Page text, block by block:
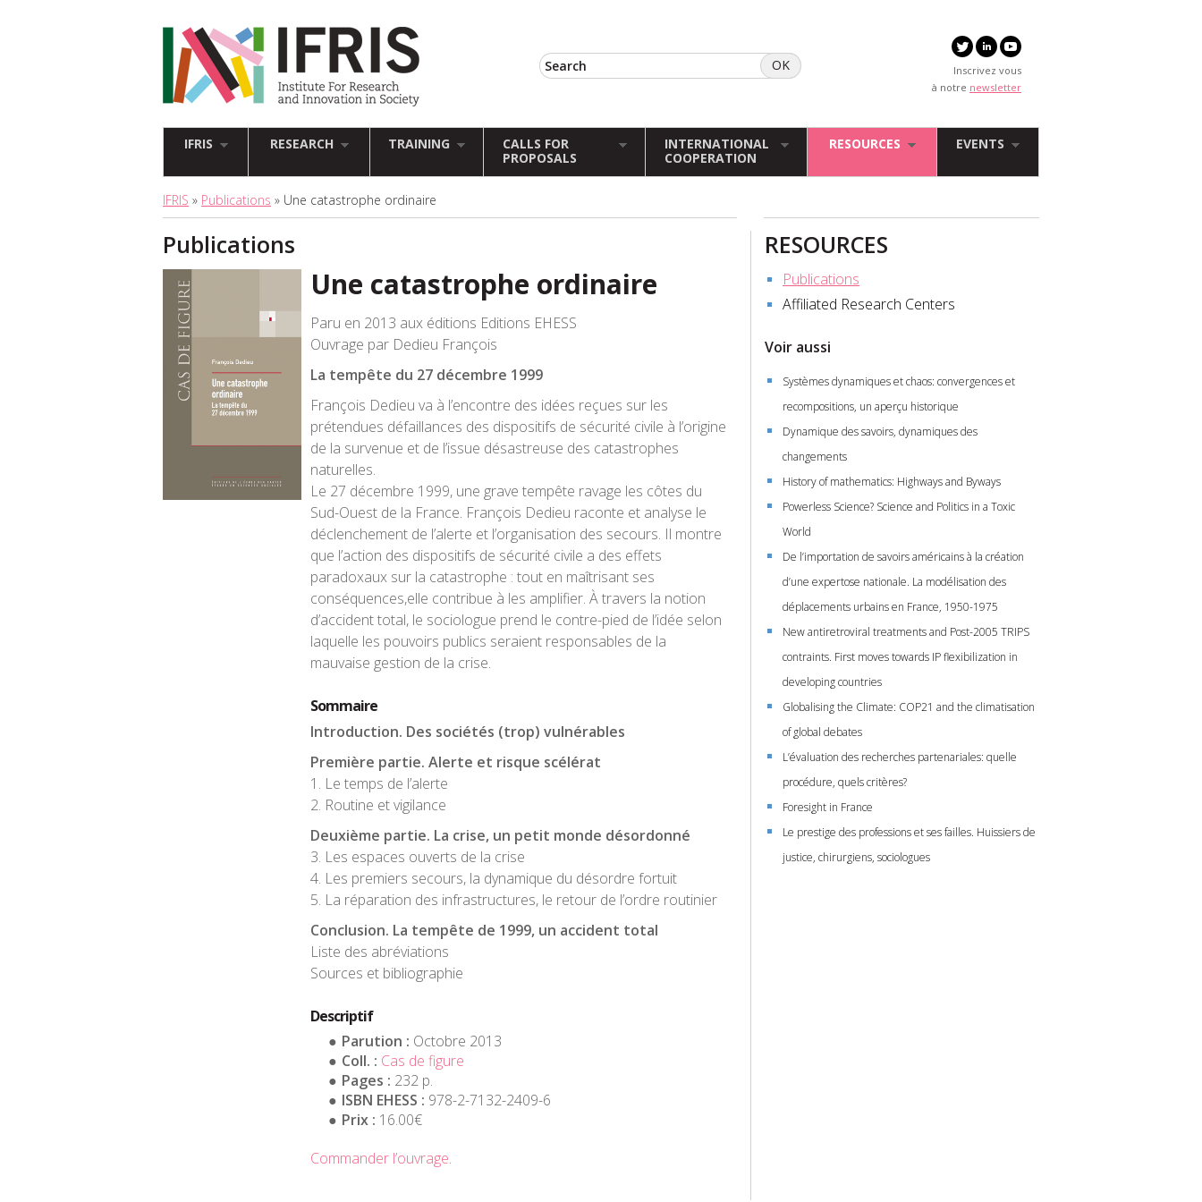
Inscrivez vous
à notre newsletter
IFRIS RESEARCH TRAINING
CALLS FOR
PROPOSALS
INTERNATIONAL
COOPERATION
RESOURCES EVENTS
IFRIS » Publications » Une catastrophe ordinaire
Publications
Une catastrophe ordinaire
Paru en 2013 aux éditions Editions EHESS
Ouvrage par Dedieu François
La tempête du 27 décembre 1999
François Dedieu va à l’encontre des idées reçues sur les
prétendues défaillances des dispositifs de sécurité civile à l’origine
de la survenue et de l’issue désastreuse des catastrophes
naturelles.
Le 27 décembre 1999, une grave tempête ravage les côtes du
Sud-Ouest de la France. François Dedieu raconte et analyse le
déclenchement de l’alerte et l’organisation des secours. Il montre
que l’action des dispositifs de sécurité civile a des effets
paradoxaux sur la catastrophe : tout en maîtrisant ses
conséquences,elle contribue à les amplifier. À travers la notion
d’accident total, le sociologue prend le contre-pied de l’idée selon
laquelle les pouvoirs publics seraient responsables de la
mauvaise gestion de la crise.
Sommaire
Introduction. Des sociétés (trop) vulnérables
Première partie. Alerte et risque scélérat
1. Le temps de l’alerte
2. Routine et vigilance
Deuxième partie. La crise, un petit monde désordonné
3. Les espaces ouverts de la crise
4. Les premiers secours, la dynamique du désordre fortuit
5. La réparation des infrastructures, le retour de l’ordre routinier
Conclusion. La tempête de 1999, un accident total
Liste des abréviations
Sources et bibliographie
Descriptif
Parution : Octobre 2013
Coll. : Cas de figure
Pages : 232 p.
ISBN EHESS : 978-2-7132-2409-6
Prix : 16.00€
Commander l’ouvrage.
RESOURCES
Publications
Affiliated Research Centers
Voir aussi
Systèmes dynamiques et chaos: convergences et
recompositions, un aperçu historique
Dynamique des savoirs, dynamiques des
changements
History of mathematics: Highways and Byways
Powerless Science? Science and Politics in a Toxic
World
De l’importation de savoirs américains à la création
d’une expertose nationale. La modélisation des
déplacements urbains en France, 1950-1975
New antiretroviral treatments and Post-2005 TRIPS
contraints. First moves towards IP flexibilization in
developing countries
Globalising the Climate: COP21 and the climatisation
of global debates
L’évaluation des recherches partenariales: quelle
procédure, quels critères?
Foresight in France
Le prestige des professions et ses failles. Huissiers de
justice, chirurgiens, sociologues